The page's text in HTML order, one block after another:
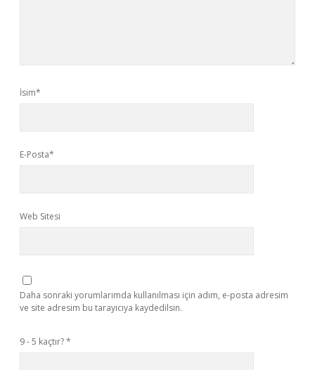
İsim*
E-Posta*
Web Sitesi
Daha sonraki yorumlarımda kullanılması için adım, e-posta adresim
ve site adresim bu tarayıcıya kaydedilsin.
9 - 5 kaçtır?*